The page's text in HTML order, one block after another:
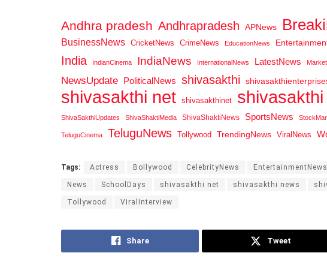
Andhra pradesh Andhrapradesh APNews
BusinessNews CricketNews CrimeNews EducationNews
India IndianCinema IndiaNews InternationalNews LatestNews
NewsUpdate PoliticalNews shivasakthi
shivasakthi net shivasakthinet
ShivaSakthiUpdates ShivaShaktiMedia ShivaShaktiNews SportsNews
TeluguCinema TeluguNews Tollywood TrendingNews ViralNews
Tags: Actress Bollywood CelebrityNews EntertainmentNews
News SchoolDays shivasakthi net shivasakthi news
Tollywood ViralInterview
Share Tweet